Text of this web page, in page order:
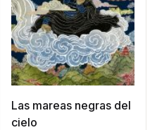
Las mareas negras del
cielo